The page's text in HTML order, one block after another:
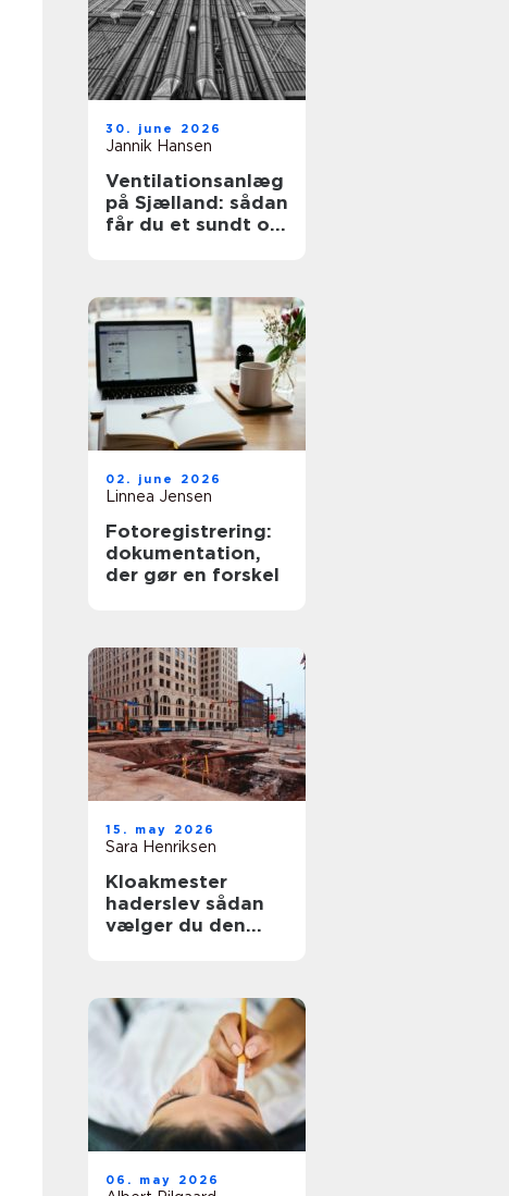
30. june 2026
Jannik Hansen
Ventilationsanlæg
på Sjælland: sådan
får du et sundt og
02. june 2026
Linnea Jensen
Fotoregistrering:
dokumentation,
der gør en forskel
15. may 2026
Sara Henriksen
Kloakmester
haderslev sådan
vælger du den
06. may 2026